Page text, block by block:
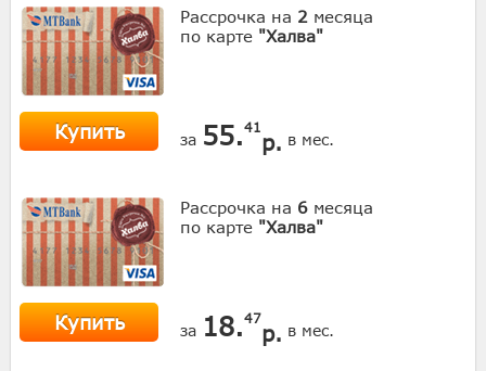
Рассрочка на 2 месяца
по карте "Халва"
Купить за 55.41
р. в мес.
Рассрочка на 6 месяца
по карте "Халва"
Купить за 18.47
р. в мес.